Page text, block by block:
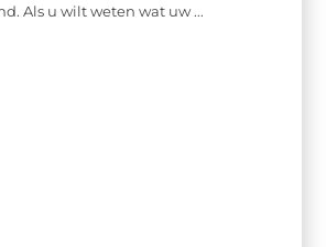
Als u wilt weten wat uw ...